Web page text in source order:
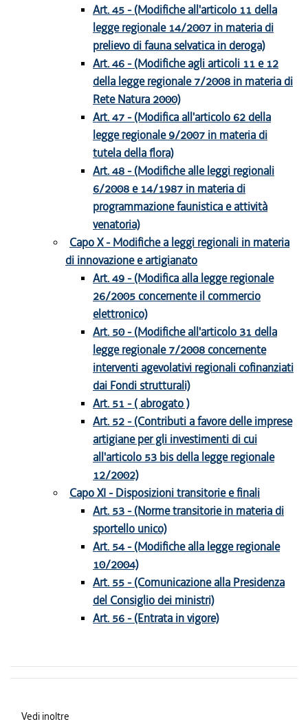
Art. 45 - (Modifiche all'articolo 11 della
legge regionale 14/2007 in materia di
prelievo di fauna selvatica in deroga)
Art. 46 - (Modifiche agli articoli 11 e 12
della legge regionale 7/2008 in materia di
Rete Natura 2000)
Art. 47 - (Modifica all'articolo 62 della
legge regionale 9/2007 in materia di
tutela della flora)
Art. 48 - (Modifiche alle leggi regionali
6/2008 e 14/1987 in materia di
programmazione faunistica e attività
venatoria)
Capo X - Modifiche a leggi regionali in materia
di innovazione e artigianato
Art. 49 - (Modifica alla legge regionale
26/2005 concernente il commercio
elettronico)
Art. 50 - (Modifiche all'articolo 31 della
legge regionale 7/2008 concernente
interventi agevolativi regionali cofinanziati
dai Fondi strutturali)
Art. 51 - ( abrogato )
Art. 52 - (Contributi a favore delle imprese
artigiane per gli investimenti di cui
all'articolo 53 bis della legge regionale
12/2002)
Capo XI - Disposizioni transitorie e finali
Art. 53 - (Norme transitorie in materia di
sportello unico)
Art. 54 - (Modifiche alla legge regionale
10/2004)
Art. 55 - (Comunicazione alla Presidenza
del Consiglio dei ministri)
Art. 56 - (Entrata in vigore)
Vedi inoltre